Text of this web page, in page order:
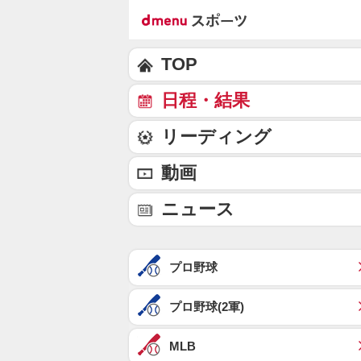
TOP
日程・結果
リーディング
動画
ニュース
プロ野球
プロ野球(2軍)
MLB